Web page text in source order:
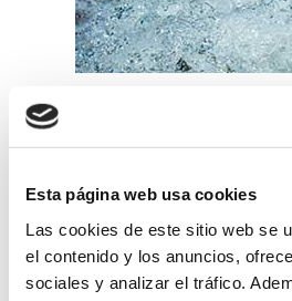
Esta página web usa cookies
Las cookies de este sitio web se
el contenido y los anuncios,
sociales y analizar el tráfico.
Presentación del
Inundaciones
05-Marzo-2026
Salón de Plenos del
Canfranc